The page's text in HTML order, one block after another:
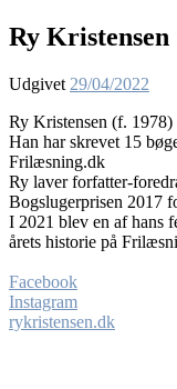
Ry Kristensen
Udgivet 29/04/2022
Ry Kristensen (f. 1978)
Han har skrevet 15
Frilæsning.dk
Ry laver forfatter-
Bogslugerprisen 2017
I 2021 blev en af hans
årets historie på
Facebook
Instagram
rykristensen.dk